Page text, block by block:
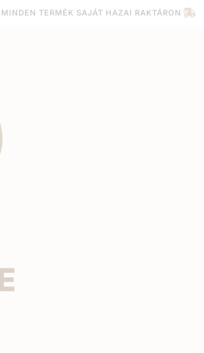
MINDEN TERMÉK SAJÁT HAZAI RAKTÁRON